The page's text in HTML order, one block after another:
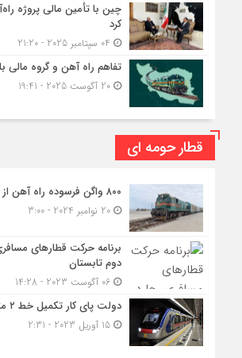
چین با تأمین مالی پروژه
کرد
تفاهم راه آهن و گروه
20 آگوست 2025 - 19:41
قطار حومه ای
۸۰۰ واگن فرسوده راه آهن از مدار خارج شد
20 نوامبر 2024 - 3:00
برنامه حرکت قطارهای
دوم تابستان
06 آگوست 2023 - 14:28
دولت پای کار تکمیل خط ۲ متروی اصفهان
15 آوریل 2023 - 2:31